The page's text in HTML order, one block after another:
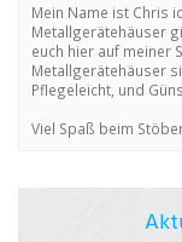
Mein Name ist Chris
Metallgerätehäuser
euch hier auf meiner
Metallgerätehäuser
Pflegeleicht, und
Viel Spaß beim